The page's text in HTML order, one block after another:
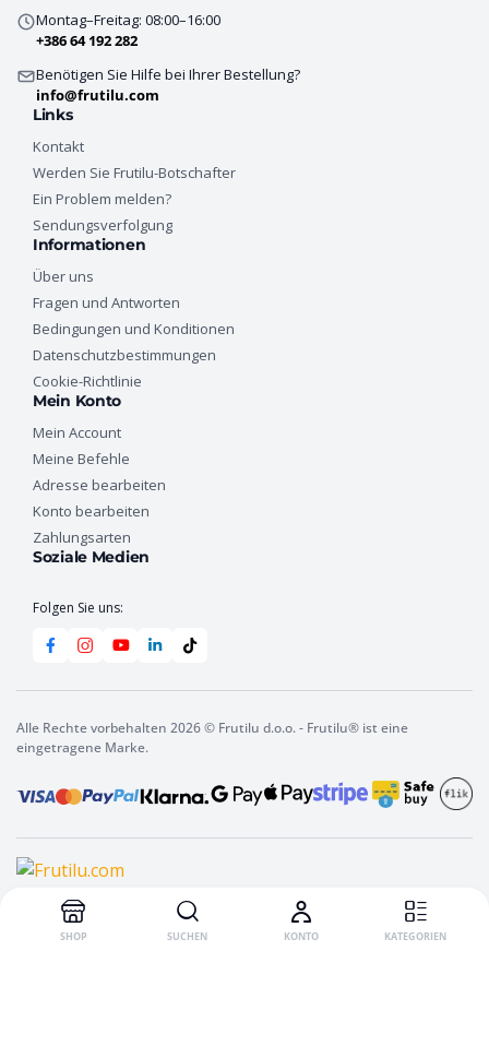
Frutilu
Instant-
Erdbeere,
Montag–Freitag: 08:00–16:00
+386 64 192 282
Benötigen Sie Hilfe bei Ihrer Bestellung?
info@frutilu.com
Links
Kontakt
Werden Sie Frutilu-Botschafter
Ein Problem melden?
Sendungsverfolgung
Informationen
Über uns
Fragen und Antworten
Bedingungen und Konditionen
Datenschutzbestimmungen
Cookie-Richtlinie
Mein Konto
Mein Account
Meine Befehle
Adresse bearbeiten
Konto bearbeiten
Zahlungsarten
Soziale Medien
Folgen Sie uns:
Alle Rechte vorbehalten 2026 © Frutilu d.o.o. - Frutilu® ist eine
eingetragene Marke.
SHOP SUCHEN KONTO KATEGORIEN